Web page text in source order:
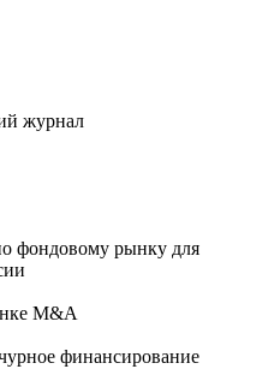
журнал
фондовому рынку для
M&A
финансирование